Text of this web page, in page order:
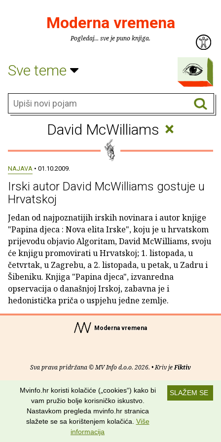
Moderna vremena
Pogledaj... sve je puno knjiga.
Sve teme
David McWilliams ×
NAJAVA • 01.10.2009.
Irski autor David McWilliams gostuje u
Hrvatskoj
Jedan od najpoznatijih irskih novinara i autor knjige
"Papina djeca : Nova elita Irske", koju je u hrvatskom
prijevodu objavio Algoritam, David McWilliams, svoju
će knjigu promovirati u Hrvatskoj; 1. listopada, u
četvrtak, u Zagrebu, a 2. listopada, u petak, u Zadru i
Šibeniku. Knjiga "Papina djeca", izvanredna
opservacija o današnjoj Irskoj, zabavna je i
hedonistička priča o uspjehu jedne zemlje.
Moderna vremena
Sva prava pridržana © MV Info d.o.o. 2026. • Kriv jeFiktiv
O nama • Pomoć• Uvjeti korištenja• RSS kanali
Potraži nas na:
SLAŽEM SE
Mvinfo.hr koristi kolačiće („cookies“) kako bi
vam pružio bolje korisničko iskustvo.
Nastavkom pregleda mvinfo.hr stranica
slažete se sa korištenjem kolačića. Više
informacija